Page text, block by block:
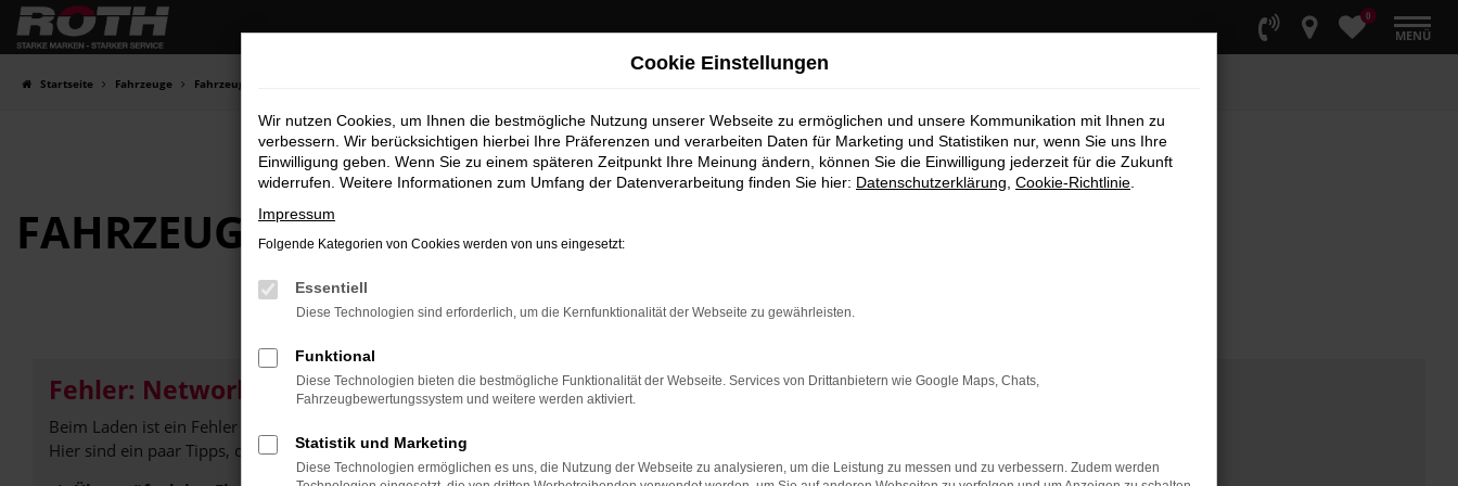
Zum
Hauptinhalt
0
MENÜ
Startseite Fahrzeuge Fahrzeugbestand
FAHRZEUG-SHOWROOM
Fehler: Network Error
Beim Laden ist ein Fehler aufgetreten.
Hier sind ein paar Tipps, die dir helfen können:
Cookie Einstellungen
Wir nutzen Cookies, um Ihnen die bestmögliche Nutzung unserer Webseite zu ermöglichen und unsere Kommunikation mit Ihnen zu
verbessern. Wir berücksichtigen hierbei Ihre Präferenzen und verarbeiten Daten für Marketing und Statistiken nur, wenn Sie uns Ihre
Einwilligung geben. Wenn Sie zu einem späteren Zeitpunkt Ihre Meinung ändern, können Sie die Einwilligung jederzeit für die Zukunft
widerrufen. Weitere Informationen zum Umfang der Datenverarbeitung finden Sie hier: Datenschutzerklärung Cookie-Richtlinie
Impressum
Folgende Kategorien von Cookies werden von uns eingesetzt:
Essentiell
Diese Technologien sind erforderlich, um die Kernfunktionalität der Webseite zu gewährleisten.
Funktional
Diese Technologien bieten die bestmögliche Funktionalität der Webseite. Services von Drittanbietern wie Google Maps, Chats,
Fahrzeugbewertungssystem und weitere werden aktiviert.
Statistik und Marketing
Diese Technologien ermöglichen es uns, die Nutzung der Webseite zu analysieren, um die Leistung zu messen und zu verbessern. Zudem werden